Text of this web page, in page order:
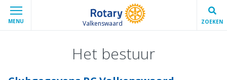
MENU Valkenswaard ZOEKEN
Het bestuur